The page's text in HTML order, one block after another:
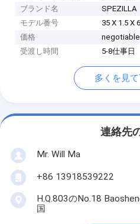
ブランド名
SPEZILLA
モデル番号
35 X 1.5 X
価格
negotiable
受渡し時間
5-8仕事日
多くを見
連絡先
Mr. Will Ma
+86 13918539222
H.Q.803のNo.18
国